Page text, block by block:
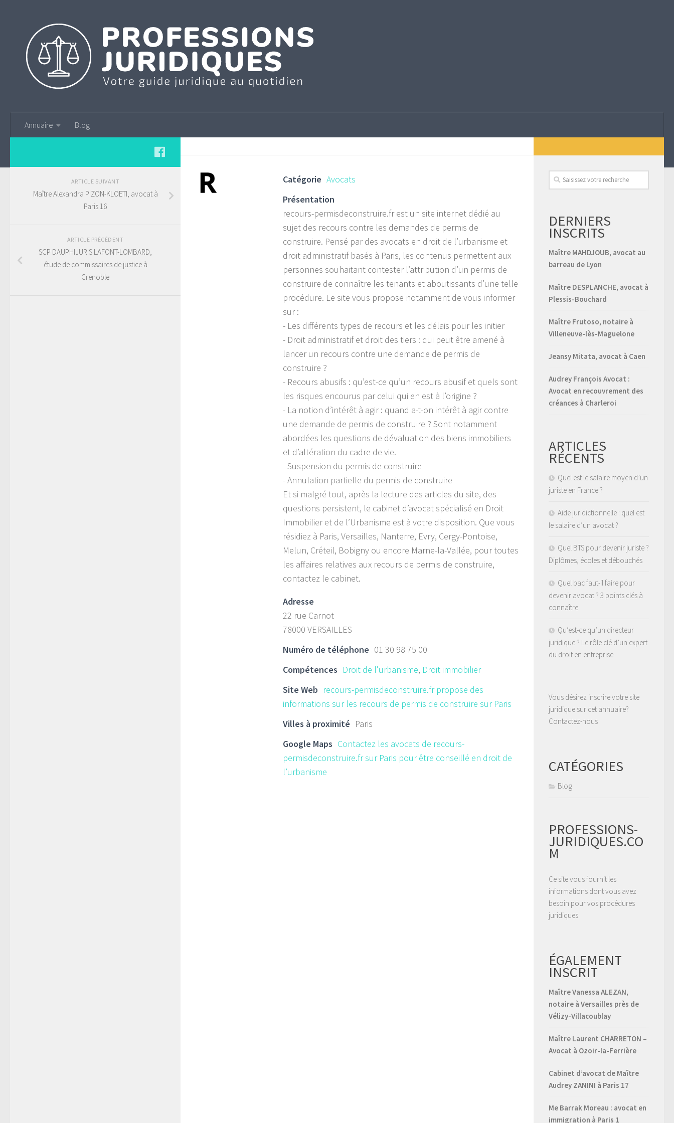
Annuaire Blog
Catégorie Avocats
Présentation
recours-permisdeconstruire.fr est un site internet dédié au
sujet des recours contre les demandes de permis de
construire. Pensé par des avocats en droit de l’urbanisme et
droit administratif basés à Paris, les contenus permettent aux
personnes souhaitant contester l’attribution d’un permis de
construire de connaître les tenants et aboutissants d’une telle
procédure. Le site vous propose notamment de vous informer
sur :
- Les différents types de recours et les délais pour les initier
- Droit administratif et droit des tiers : qui peut être amené à
lancer un recours contre une demande de permis de
construire ?
- Recours abusifs : qu’est-ce qu’un recours abusif et quels sont
les risques encourus par celui qui en est à l’origine ?
- La notion d’intérêt à agir : quand a-t-on intérêt à agir contre
une demande de permis de construire ? Sont notamment
abordées les questions de dévaluation des biens immobiliers
et d’altération du cadre de vie.
- Suspension du permis de construire
- Annulation partielle du permis de construire
Et si malgré tout, après la lecture des articles du site, des
questions persistent, le cabinet d’avocat spécialisé en Droit
Immobilier et de l’Urbanisme est à votre disposition. Que vous
résidiez à Paris, Versailles, Nanterre, Evry, Cergy-Pontoise,
Melun, Créteil, Bobigny ou encore Marne-la-Vallée, pour toutes
les affaires relatives aux recours de permis de construire,
contactez le cabinet.
Adresse
22 rue Carnot
78000 VERSAILLES
Numéro de téléphone 01 30 98 75 00
Compétences Droit de l'urbanisme, Droit immobilier
Site Web recours-permisdeconstruire.fr propose des
informations sur les recours de permis de construire sur Paris
Villes à proximité Paris
Google Maps Contactez les avocats de recours-
permisdeconstruire.fr sur Paris pour être conseillé en droit de
l’urbanisme
ARTICLE SUIVANT
Maître Alexandra PIZON-KLOETI, avocat à
Paris 16
ARTICLE PRÉCÉDENT
SCP DAUPHIJURIS LAFONT-LOMBARD,
étude de commissaires de justice à
Grenoble
DERNIERS
INSCRITS
Maître MAHDJOUB, avocat au
barreau de Lyon
Maître DESPLANCHE, avocat à
Plessis-Bouchard
Maître Frutoso, notaire à
Villeneuve-lès-Maguelone
Jeansy Mitata, avocat à Caen
Audrey François Avocat :
Avocat en recouvrement des
créances à Charleroi
ARTICLES
RÉCENTS
Quel est le salaire moyen d’un
juriste en France ?
Aide juridictionnelle : quel est
le salaire d’un avocat ?
Quel BTS pour devenir juriste ?
Diplômes, écoles et débouchés
Quel bac faut-il faire pour
devenir avocat ? 3 points clés à
connaître
Qu’est-ce qu’un directeur
juridique ? Le rôle clé d’un expert
du droit en entreprise
Vous désirez inscrire votre site
juridique sur cet annuaire?
Contactez-nous
CATÉGORIES
Blog
PROFESSIONS-
JURIDIQUES.CO
M
Ce site vous fournit les
informations dont vous avez
besoin pour vos procédures
juridiques.
ÉGALEMENT
INSCRIT
Maître Vanessa ALEZAN,
notaire à Versailles près de
Vélizy-Villacoublay
Maître Laurent CHARRETON –
Avocat à Ozoir-la-Ferrière
Cabinet d’avocat de Maître
Audrey ZANINI à Paris 17
Me Barrak Moreau : avocat en
immigration à Paris 1